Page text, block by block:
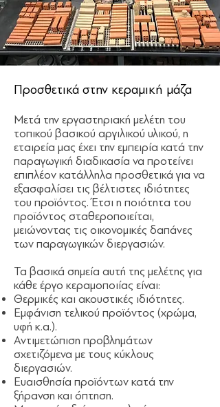
Προσθετικά στην κεραμική μάζα
Μετά την εργαστηριακή μελέτη του
τοπικού βασικού αργιλικού υλικού, η
εταιρεία μας έχει την εμπειρία κατά την
παραγωγική διαδικασία να προτείνει
επιπλέον κατάλληλα προσθετικά για να
εξασφαλίσει τις βέλτιστες ιδιότητες
του προϊόντος. Έτσι η ποιότητα του
προϊόντος σταθεροποιείται,
μειώνοντας τις οικονομικές δαπάνες
των παραγωγικών διεργασιών.
Τα βασικά σημεία αυτή της μελέτης για
κάθε έργο κεραμοποιίας είναι:
Θερμικές και ακουστικές ιδιότητες.
Εμφάνιση τελικού προϊόντος (χρώμα,
υφή κ.α.).
Αντιμετώπιση προβλημάτων
σχετιζόμενα με τους κύκλους
διεργασιών.
Ευαισθησία προϊόντων κατά την
ξήρανση και όπτηση.